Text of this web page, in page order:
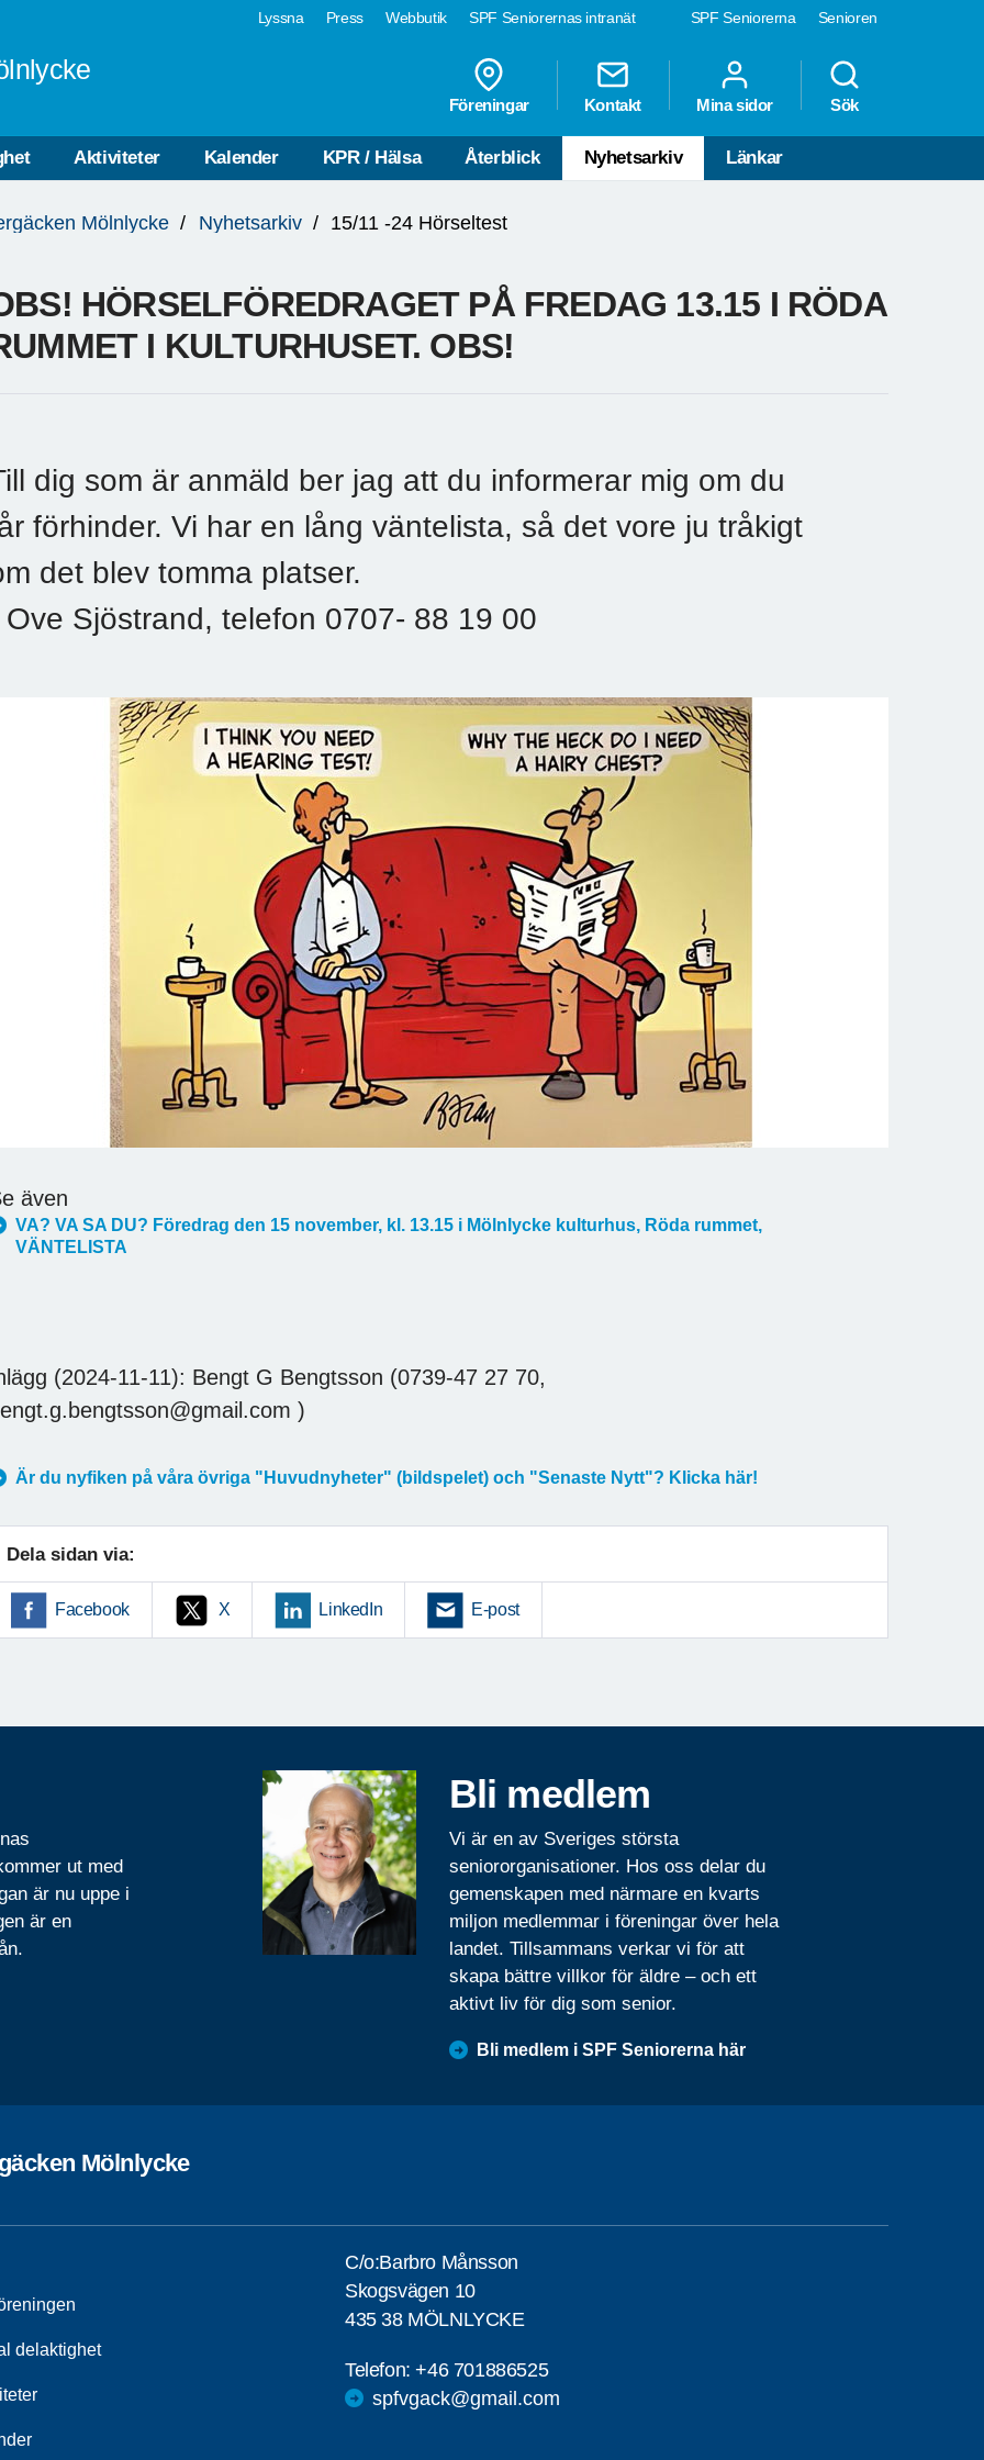
SPF Seniorerna Senioren
Lyssna Press Webbutik SPF Seniorernas intranät
Föreningar Kontakt Mina sidor Sök
Aktiviteter Kalender KPR / Hälsa Återblick Nyhetsarkiv Länkar
Mölnlycke Nyhetsarkiv 15/11 -24 Hörseltest
HÖRSELFÖREDRAGET PÅ FREDAG 13.15 I RÖDA
I KULTURHUSET. OBS!
dig som är anmäld ber jag att du informerar mig om du
förhinder. Vi har en lång väntelista, så det vore ju tråkigt
det blev tomma platser.
Ove Sjöstrand, telefon 0707- 88 19 00
även
VA? VA SA DU? Föredrag den 15 november, kl. 13.15 i Mölnlycke kulturhus, Röda rummet,
VÄNTELISTA
(2024-11-11): Bengt G Bengtsson (0739-47 27 70,
)
Är du nyfiken på våra övriga "Huvudnyheter" (bildspelet) och "Senaste Nytt"? Klicka här!
Dela sidan via:
Facebook X LinkedIn E-post
ut med
är nu uppe i
är en
Bli medlem
Vi är en av Sveriges största
seniororganisationer. Hos oss delar du
gemenskapen med närmare en kvarts
miljon medlemmar i föreningar över hela
landet. Tillsammans verkar vi för att
skapa bättre villkor för äldre – och ett
aktivt liv för dig som senior.
Bli medlem i SPF Seniorerna här
Mölnlycke
delaktighet
C/o:Barbro Månsson
Skogsvägen 10
435 38 MÖLNLYCKE
Telefon:+46 701886525
spfvgack@gmail.com